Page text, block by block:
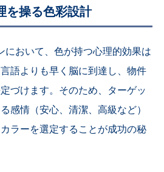
を操る色彩設計
において、色が持つ心理的効果は
語よりも早く脳に到達し、物件
づけます。そのため、ターゲッ
感情（安心、清潔、高級など）
ラーを選定することが成功の秘